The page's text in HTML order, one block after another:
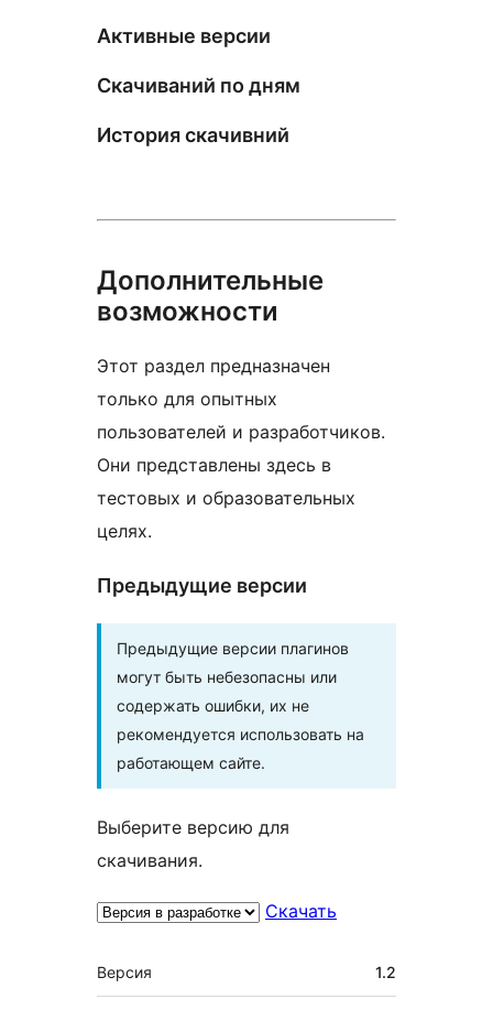
Активные версии
Скачиваний по дням
История скачивний
Дополнительные
возможности
Этот раздел предназначен
только для опытных
пользователей и разработчиков.
Они представлены здесь в
тестовых и образовательных
целях.
Предыдущие версии
Предыдущие версии плагинов
могут быть небезопасны или
содержать ошибки, их не
рекомендуется использовать на
работающем сайте.
Выберите версию для
скачивания.
Скачать
Мета
Версия 1.2